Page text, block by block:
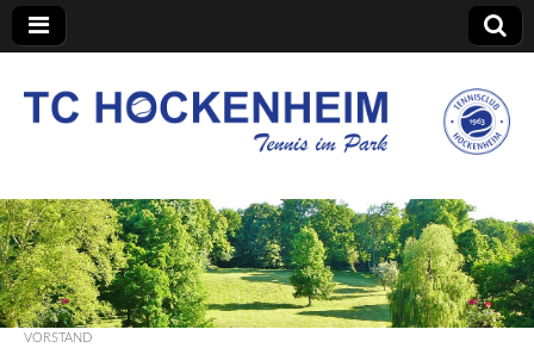
TC Hockenheim
VORSTAND